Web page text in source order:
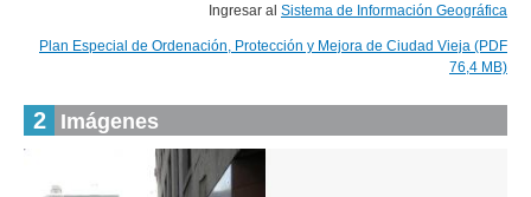
Ingresar al Sistema de Información Geográfica
Plan Especial de Ordenación, Protección y Mejora de Ciudad Vieja (PDF
76,4 MB)
2 Imágenes